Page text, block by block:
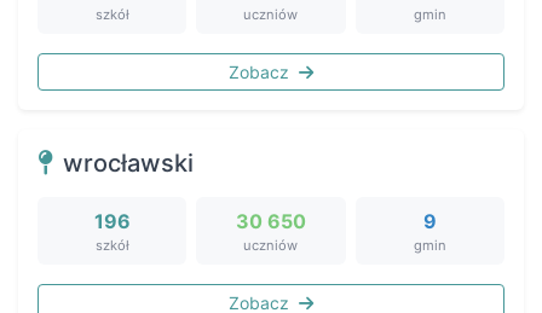
szkół uczniów gmin
Zobacz
wrocławski
196
szkół
30 650
uczniów
9
gmin
Zobacz